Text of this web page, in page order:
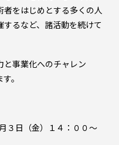
をはじめとする多くの人
るなど、諸活動を続けて
事業化へのチャレン
。
３日（金）１４：００～